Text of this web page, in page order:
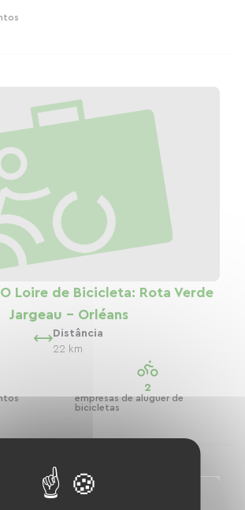
Loire de Bicicleta: Rota Verde
Jargeau - Orléans
Distância
22 km
2
empresas de aluguer de
bicicletas